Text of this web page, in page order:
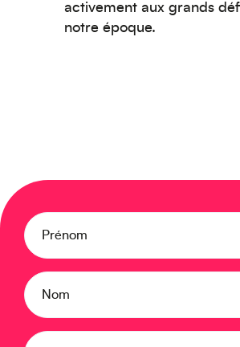
activement aux grands
notre époque.
Prénom
Nom
Créez votre événement